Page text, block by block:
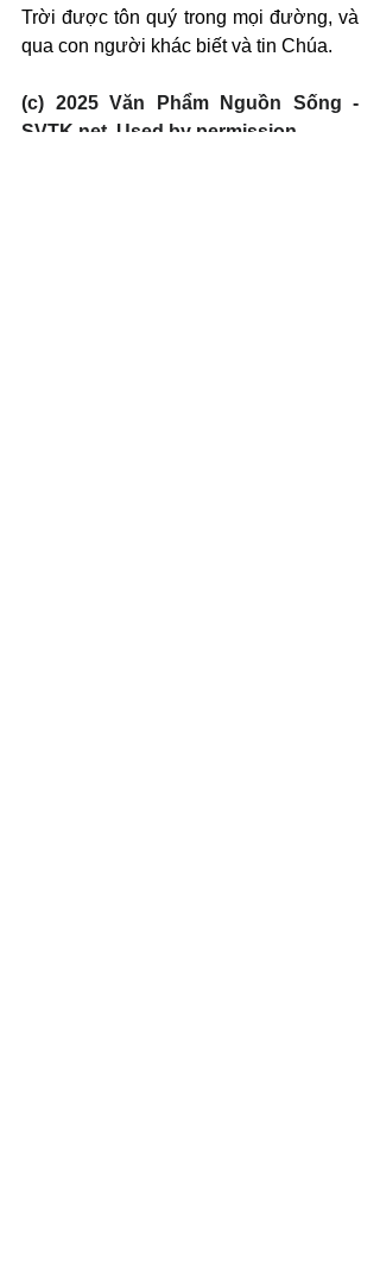
Trời được tôn quý trong mọi đường, và
qua con người khác biết và tin Chúa.
(c) 2025 Văn Phẩm Nguồn Sống -
SVTK.net. Used by permission.